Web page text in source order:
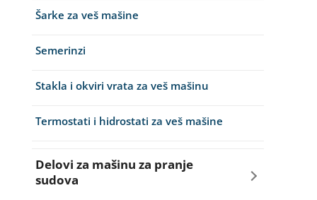
Šarke za veš mašine
Semerinzi
Stakla i okviri vrata za veš mašinu
Termostati i hidrostati za veš mašine
Delovi za mašinu za pranje
sudova